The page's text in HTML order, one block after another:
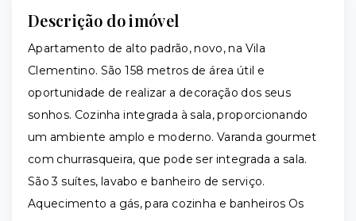
Descrição do imóvel
Apartamento de alto padrão, novo, na Vila
Clementino. São 158 metros de área útil e
oportunidade de realizar a decoração dos seus
sonhos. Cozinha integrada à sala, proporcionando
um ambiente amplo e moderno. Varanda gourmet
com churrasqueira, que pode ser integrada a sala.
São 3 suítes, lavabo e banheiro de serviço.
Aquecimento a gás, para cozinha e banheiros Os